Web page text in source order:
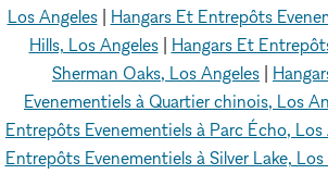
Los Angeles| Hangars Et Entrepôts
Hills, Los Angeles| Hangars Et
Sherman Oaks, Los Angeles
Evenementiels à Quartier chinois, Los
Entrepôts Evenementiels à Parc Écho, Los
Entrepôts Evenementiels à Silver Lake, Los